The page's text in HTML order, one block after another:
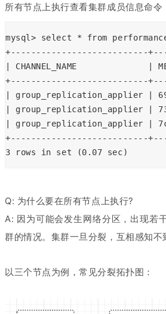
所有节点上执行查看集群成员信息命令
mysql> select * from
+---------------------------
| CHANNEL_NAME              |
+---------------------------
| group_replication_applier |
| group_replication_applier |
| group_replication_applier |
+---------------------------
3 rows in set (0.07 sec)
Q: 为什么要在所有节点上执行?
A: 因为可能会发生网络分区，出现若
群的情况。集群一旦分裂，互相感知不
以三个节点为例，常见分裂拓扑图：